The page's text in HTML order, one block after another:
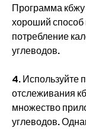
Программа кбжу
хороший способ
потребление
углеводов.
4. Используйте
отслеживания
множество
углеводов.